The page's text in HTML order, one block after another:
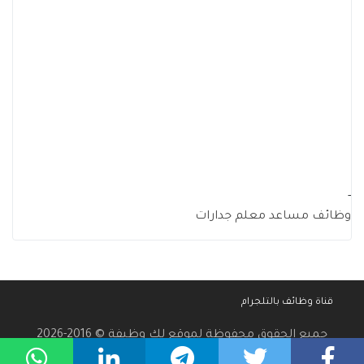
-
وظائف مساعد معلم جدارات
قناة وظائف بالتلجرام
جميع الحقوق محفوظة لموقع لك وظيفة © 2016-2026
سياسة الخصوصية- إتفاقية الإستخدام